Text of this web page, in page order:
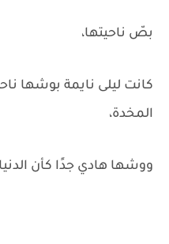
بصّ ناحيتها،
كانت ليلى نايمة بوشها
المخدة،
ووشها هادي جدًا كأن